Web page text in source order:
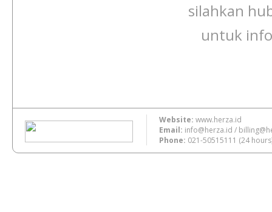
silahkan
untuk
Website: www.herza.id
Email: info@herza.id /
Phone: 021-50515111 (24